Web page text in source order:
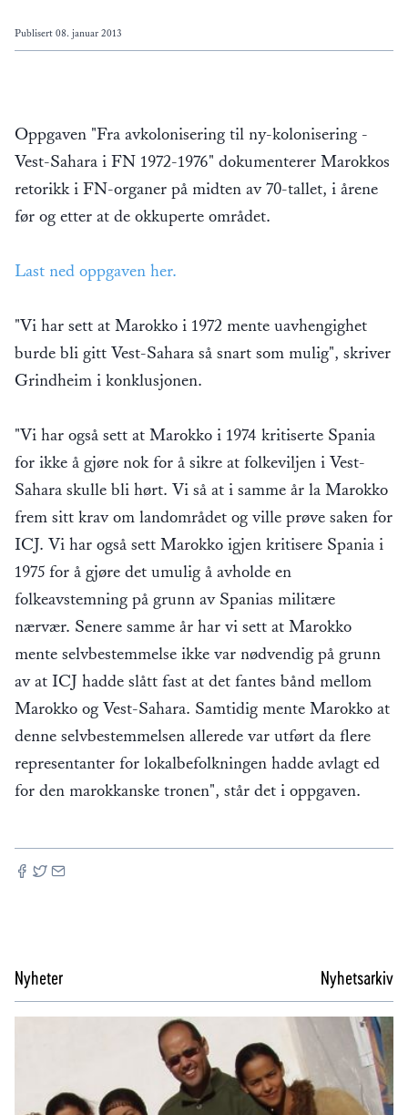
Publisert 08. januar 2013
Oppgaven "Fra avkolonisering til ny-kolonisering -
Vest-Sahara i FN 1972-1976" dokumenterer Marokkos
retorikk i FN-organer på midten av 70-tallet, i årene
før og etter at de okkuperte området.
Last ned oppgaven her.
"Vi har sett at Marokko i 1972 mente uavhengighet
burde bli gitt Vest-Sahara så snart som mulig", skriver
Grindheim i konklusjonen.
"Vi har også sett at Marokko i 1974 kritiserte Spania
for ikke å gjøre nok for å sikre at folkeviljen i Vest-
Sahara skulle bli hørt. Vi så at i samme år la Marokko
frem sitt krav om landområdet og ville prøve saken for
ICJ. Vi har også sett Marokko igjen kritisere Spania i
1975 for å gjøre det umulig å avholde en
folkeavstemning på grunn av Spanias militære
nærvær. Senere samme år har vi sett at Marokko
mente selvbestemmelse ikke var nødvendig på grunn
av at ICJ hadde slått fast at det fantes bånd mellom
Marokko og Vest-Sahara. Samtidig mente Marokko at
denne selvbestemmelsen allerede var utført da flere
representanter for lokalbefolkningen hadde avlagt ed
for den marokkanske tronen", står det i oppgaven.
Nyheter Nyhetsarkiv